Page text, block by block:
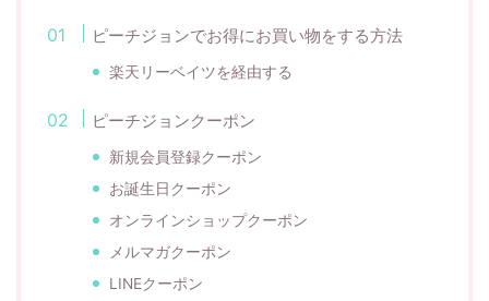
ピーチジョンでお得にお買い物をする方法
楽天リーベイツを経由する
ピーチジョンクーポン
新規会員登録クーポン
お誕生日クーポン
オンラインショップクーポン
メルマガクーポン
LINEクーポン